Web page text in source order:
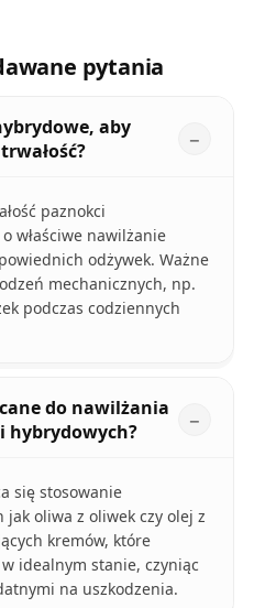
pytania
aby
paznokci
właściwe nawilżanie
odżywek. Ważne
mechanicznych, np.
podczas codziennych
do nawilżania
hybrydowych?
się stosowanie
oliwa z oliwek czy olej z
kremów, które
idealnym stanie, czyniąc
na uszkodzenia.